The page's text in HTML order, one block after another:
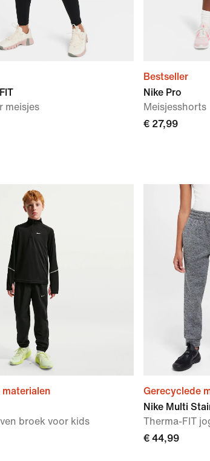
meisjes
Bestseller
Nike Pro
Meisjesshorts
€ 27,99
broek voor kids
Gerecyclede
Nike Multi
Therma-FIT
€ 44,99